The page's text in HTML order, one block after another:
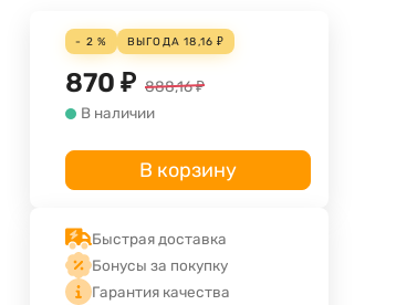
- 2 % ВЫГОДА18,16 ₽
870 ₽ 888,16₽
В наличии
В корзину
Быстрая доставка
Бонусы за покупку
Гарантия качества